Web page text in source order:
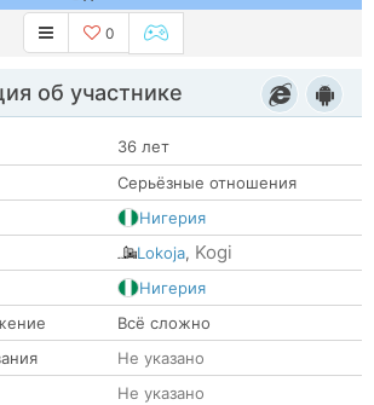
0
об участнике
36 лет
Серьёзные отношения
Нигерия
Lokoja, Kogi
Нигерия
Всё сложно
Не указано
Не указано